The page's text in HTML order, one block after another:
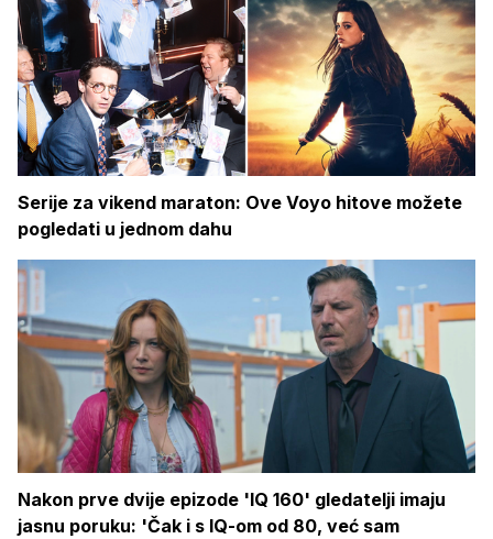
Serije za vikend maraton: Ove Voyo hitove možete
pogledati u jednom dahu
Nakon prve dvije epizode 'IQ 160' gledatelji imaju
jasnu poruku: 'Čak i s IQ-om od 80, već sam